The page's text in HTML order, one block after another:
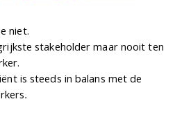
niet.
stakeholder maar nooit ten
is steeds in balans met de
.